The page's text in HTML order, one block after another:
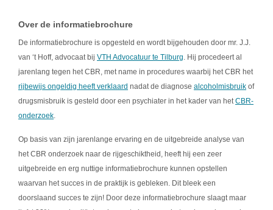
Over de informatiebrochure
De informatiebrochure is opgesteld en wordt bijgehouden door mr. J.J.
van ‘t Hoff, advocaat bij VTH Advocatuur te Tilburg. Hij procedeert al
jarenlang tegen het CBR, met name in procedures waarbij het CBR het
rijbewijs ongeldig heeft verklaard nadat de diagnose alcoholmisbruik of
drugsmisbruik is gesteld door een psychiater in het kader van hetCBR-
onderzoek.
Op basis van zijn jarenlange ervaring en de uitgebreide analyse van
het CBR onderzoek naar de rijgeschiktheid, heeft hij een zeer
uitgebreide en erg nuttige informatiebrochure kunnen opstellen
waarvan het succes in de praktijk is gebleken. Dit bleek een
doorslaand succes te zijn! Door deze informatiebrochure slaagt maar